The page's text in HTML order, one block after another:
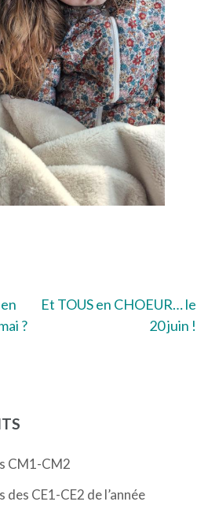
?
Et TOUS en CHOEUR… le
20 juin !
CM1-CM2
CE1-CE2 de l’année